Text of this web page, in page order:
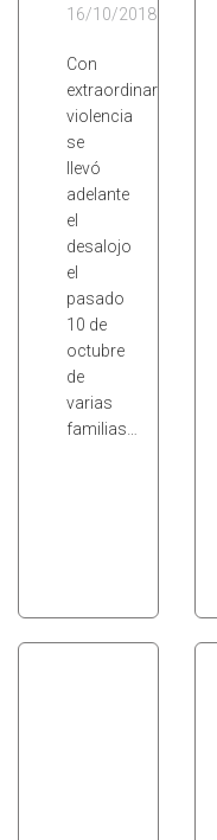
16/10/2018
Con
extraordinaria
violencia
se
llevó
adelante
el
desalojo
el
pasado
10 de
octubre
de
varias
familias…